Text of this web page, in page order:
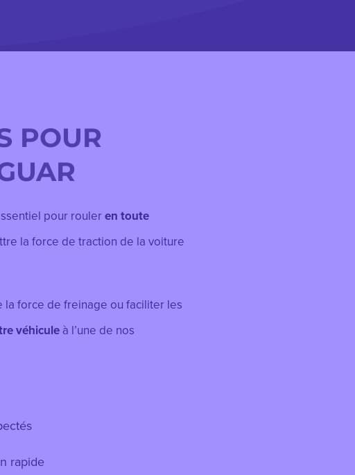
POUR
pour rouleren toute
la force de traction de la voiture
force de freinage ou faciliter les
véhiculeà l’une de nos
rapide